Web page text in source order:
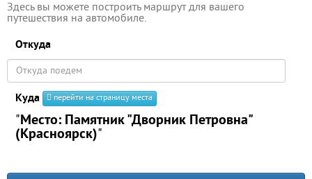
Здесь вы можете построить маршрут для вашего
путешествия на автомобиле.
Откуда
Куда перейти на страницу места
"Место: Памятник "Дворник Петровна"
(Красноярск)"